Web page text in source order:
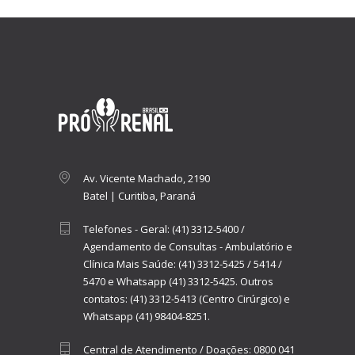
Av. Vicente Machado, 2190
Batel | Curitiba, Paraná
Telefones - Geral: (41) 3312-5400/
Agendamento de Consultas - Ambulatório e
Clínica Mais Saúde: (41) 3312-5425 /5414/
5470 e Whatsapp (41) 3312-5425. Outros
contatos: (41) 3312-5413 (Centro Cirúrgico) e
Whatsapp (41) 98404-8251.
Central de Atendimento / Doações: 0800 041